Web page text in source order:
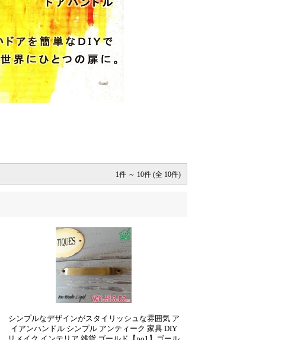
1件 ～ 10件 (全 10件)
シンプルなデザインがスタイリッシュな雰囲気 ア
イアンハンドル シンプル アンティーク 家具 DIY